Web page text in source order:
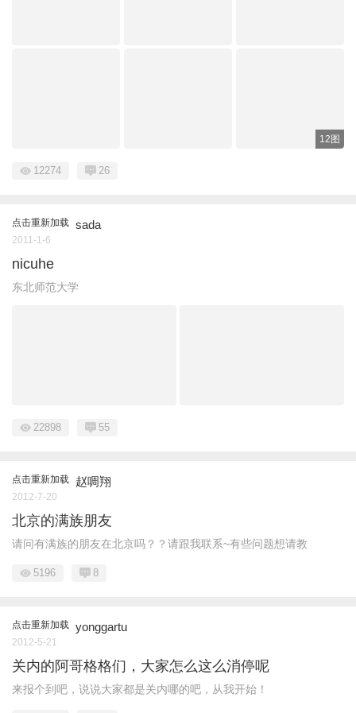
12图
12274 26
点击重新加载 sada
2011-1-6
nicuhe
东北师范大学
22898 55
点击重新加载 赵啁翔
2012-7-20
北京的满族朋友
请问有满族的朋友在北京吗？？请跟我联系~有些问题想请教
5196 8
点击重新加载 yonggartu
2012-5-21
关内的阿哥格格们，大家怎么这么消停呢
来报个到吧，说说大家都是关内哪的吧，从我开始！